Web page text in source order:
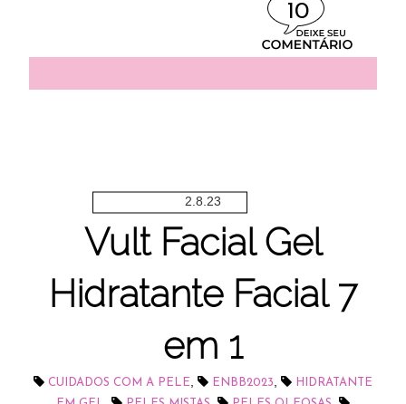
10
2.8.23
Vult Facial Gel
Hidratante Facial 7
em 1
CUIDADOS COM A PELE ENBB2023
HIDRATANTE